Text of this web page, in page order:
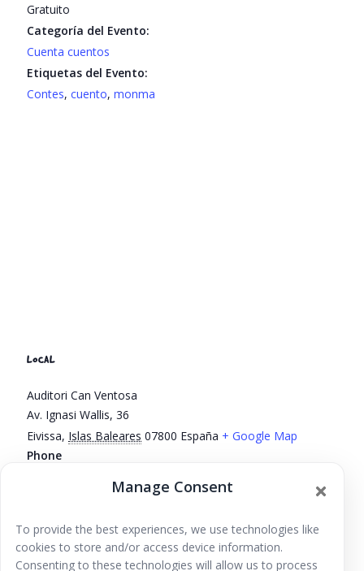
Manage Consent
To provide the best experiences, we use technologies like
cookies to store and/or access device information.
Consenting to these technologies will allow us to process
Gratuito
Categoría del Evento:
Cuenta cuentos
Etiquetas del Evento:
Contes,cuento,monma
LOCAL
Auditori Can Ventosa
Av. Ignasi Wallis, 36
Eivissa, Islas Baleares 07800 España + Google Map
Phone
Los Sábados jugamos en la
Conciertos Niños Raros,
Vilanits